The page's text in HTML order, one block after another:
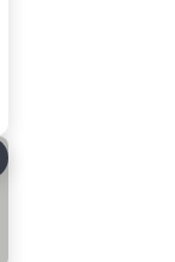
aos favoritos